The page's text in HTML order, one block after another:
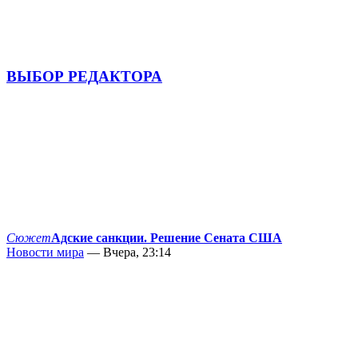
ВЫБОР РЕДАКТОРА
СюжетАдские санкции. Решение Сената США
Новости мира — Вчера, 23:14